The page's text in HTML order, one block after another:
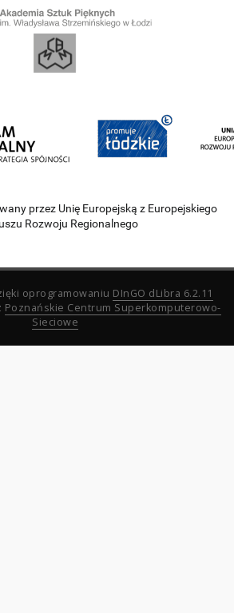
przez Unię Europejską z Europejskiego
Rozwoju Regionalnego
oprogramowaniu DInGO dLibra 6.2.11
Poznańskie Centrum Superkomputerowo-
Sieciowe